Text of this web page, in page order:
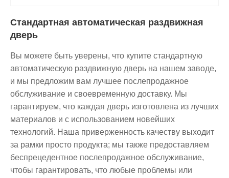
Стандартная автоматическая раздвижная
дверь
Вы можете быть уверены, что купите стандартную
автоматическую раздвижную дверь на нашем заводе,
и мы предложим вам лучшее послепродажное
обслуживание и своевременную доставку. Мы
гарантируем, что каждая дверь изготовлена ​​из лучших
материалов и с использованием новейших
технологий. Наша приверженность качеству выходит
за рамки просто продукта; мы также предоставляем
беспрецедентное послепродажное обслуживание,
чтобы гарантировать, что любые проблемы или